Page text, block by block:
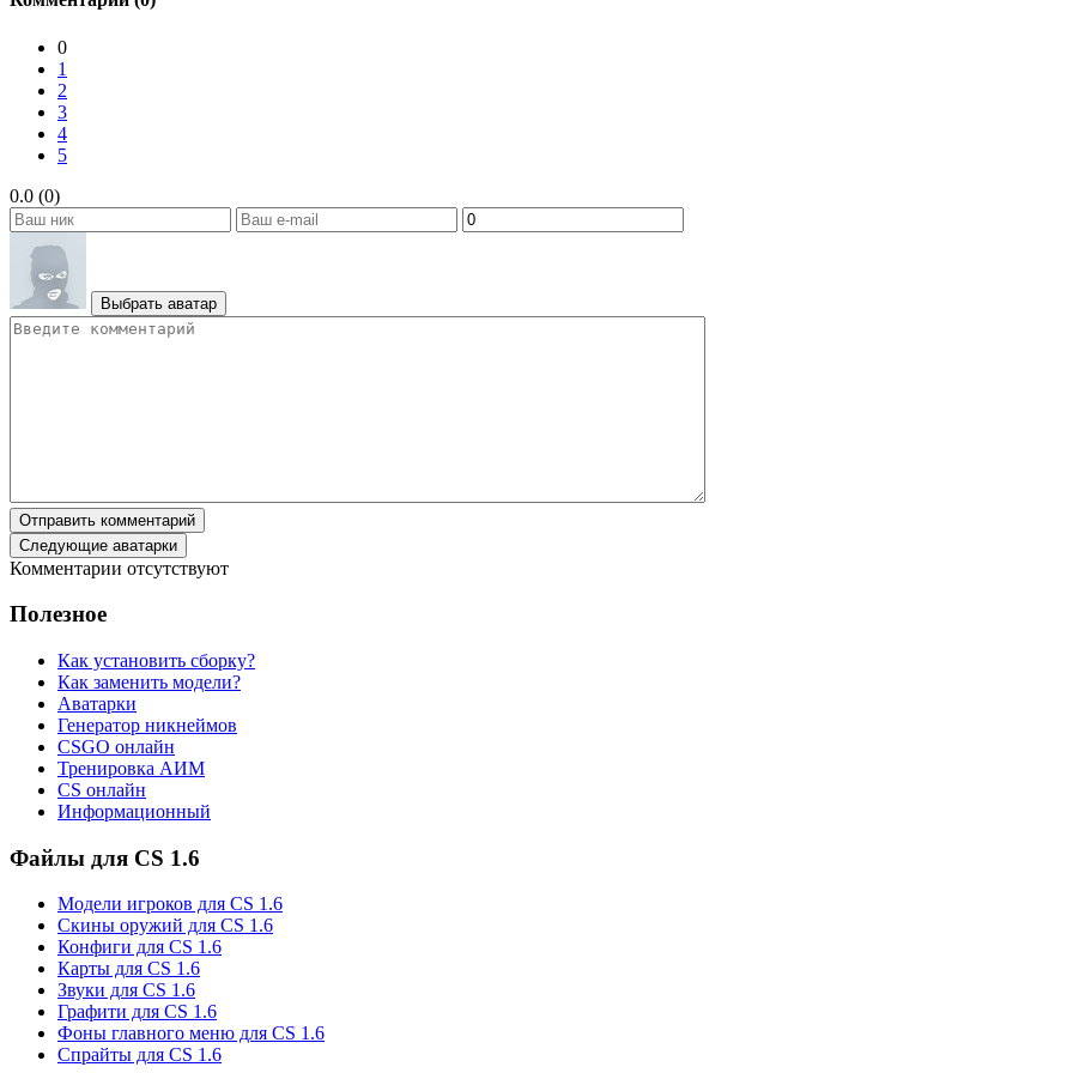
0
1
2
3
4
5
0.0 (0)
Выбрать аватар
Отправить комментарий
Следующие аватарки
Комментарии отсутствуют
Полезное
Как установить сборку?
Как заменить модели?
Аватарки
Генератор никнеймов
CSGO онлайн
Тренировка АИМ
CS онлайн
Информационный
Файлы для CS 1.6
Модели игроков для CS 1.6
Скины оружий для CS 1.6
Конфиги для CS 1.6
Карты для CS 1.6
Звуки для CS 1.6
Графити для CS 1.6
Фоны главного меню для CS 1.6
Спрайты для CS 1.6